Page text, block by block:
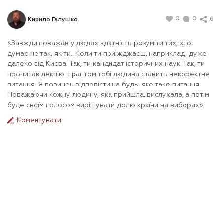
Кирило Галушко 0 0 6
«Завжди поважав у людях здатність розуміти тих, хто
думає не так, як ти.. Коли ти приїжджаєш, наприклад, дуже
далеко від Києва. Так, ти кандидат історичних наук. Так, ти
прочитав лекцію. І раптом тобі людина ставить некоректне
питання. Я повинен відповісти на будь-яке таке питання.
Поважаючи кожну людину, яка прийшла, вислухала, а потім
буде своїм голосом вирішувати долю країни на виборах».
Коментувати